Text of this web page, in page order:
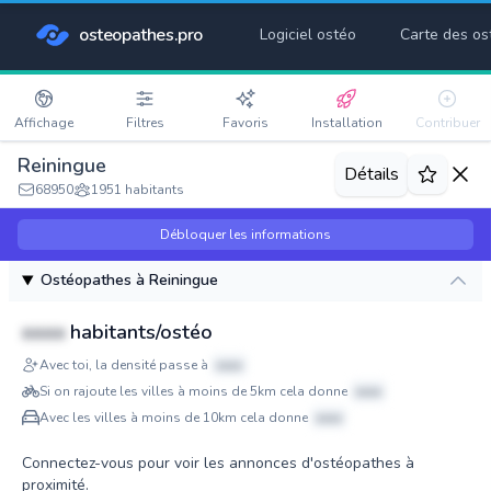
osteopathes.pro Logiciel ostéo Carte des
Affichage Filtres Favoris Installation Contribuer
Reiningue
68950 1951 habitants
Détails
Débloquer les informations
Ostéopathes à Reiningue
xxxx habitants/ostéo
Avec toi, la densité passe à
xxxx
Si on rajoute les villes à moins de 5km cela donne
xxxx
Avec les villes à moins de 10km cela donne
xxxx
Connectez-vous pour voir les annonces d'ostéopathes à
proximité.